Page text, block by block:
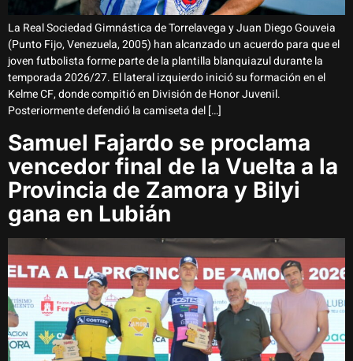
La Real Sociedad Gimnástica de Torrelavega y Juan Diego Gouveia
(Punto Fijo, Venezuela, 2005) han alcanzado un acuerdo para que el
joven futbolista forme parte de la plantilla blanquiazul durante la
temporada 2026/27. El lateral izquierdo inició su formación en el
Kelme CF, donde compitió en División de Honor Juvenil.
Posteriormente defendió la camiseta del […]
Samuel Fajardo se proclama
vencedor final de la Vuelta a la
Provincia de Zamora y Bilyi
gana en Lubián